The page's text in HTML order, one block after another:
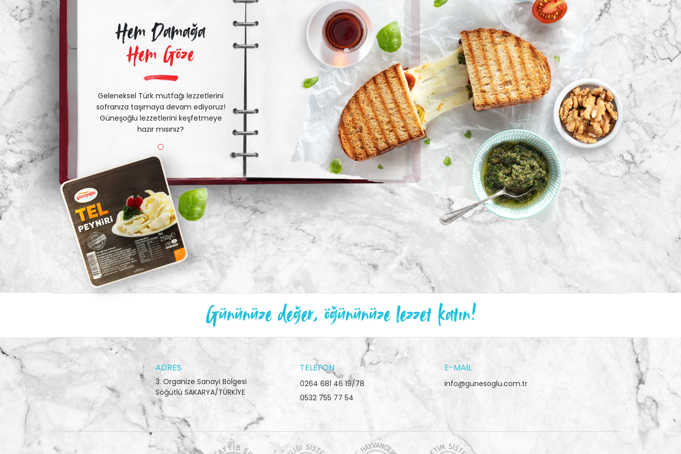
Hem Damağa
Hem Göze
Geleneksel Türk mutfağı lezzetlerini
sofranıza taşımaya devam ediyoruz!
Güneşoğlu lezzetlerini keşfetmeye
hazır mısınız?
Gününüze değer, öğününüze lezzet katın!
ADRES
3. Organize Sanayi Bölgesi
Söğütlü SAKARYA/TÜRKİYE
TELEFON
0264 681 46 19/78
0532 755 77 54
E-MAIL
info@gunesoglu.com.tr